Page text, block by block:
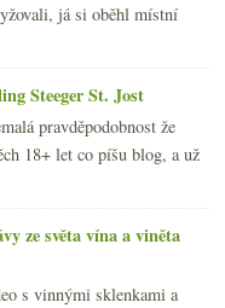
já si oběhl místní
Steeger St. Jost
pravděpodobnost že
18+ let co píšu blog, a už
ze světa vína a viněta
s vinnými sklenkami a